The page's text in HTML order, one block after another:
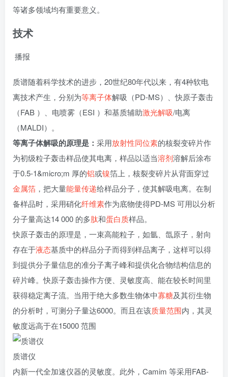
等诸多领域均有重要意义。
技术
播报
质谱随着科学技术的进步，20世纪80年代以来，有4种软电
离技术产生，分别为等离子体解吸（PD-MS）、快原子轰击
（FAB ）、电喷雾（ESI ）和基质辅助激光解吸/电离
（MALDI）。
等离子体解吸的原理是： 采用放射性同位素的核裂变碎片作
为初级粒子轰击样品使其电离，样品以适当溶剂溶解后涂布
于0.5-1&micro;m 厚的铝或镍箔上，核裂变碎片从背面穿过
金属箔 ，把大量能量传递给样品分子，使其解吸电离。在制
备样品时，采用硝化纤维素作为底物使得PD-MS 可用以分析
分子量高达14 000 的多肽和蛋白质样品。
快原子轰击的原理是，一束高能粒子，如氩、氙原子，射向
存在于液态基质中的样品分子而得到样品离子，这样可以得
到提供分子量信息的准分子离子峰和提供化合物结构信息的
碎片峰。快原子轰击操作方便、灵敏度高、能在较长时间里
获得稳定离子流。当用于绝大多数生物体中寡糖及其衍生物
的分析时，可测分子量达6000。而且在该质量范围内，其灵
敏度远高于在15000 范围
质谱仪
内新一代全加速仪器的灵敏度。此外，Camim 等采用FAB-